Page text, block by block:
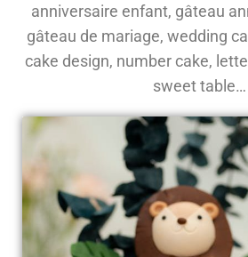
anniversaire enfant, gâteau
gâteau de mariage, wedding
cake design, number cake,
sweet table…